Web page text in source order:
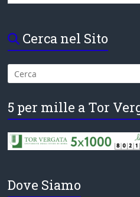
Cerca nel Sito
5 per mille a Tor
Dove Siamo